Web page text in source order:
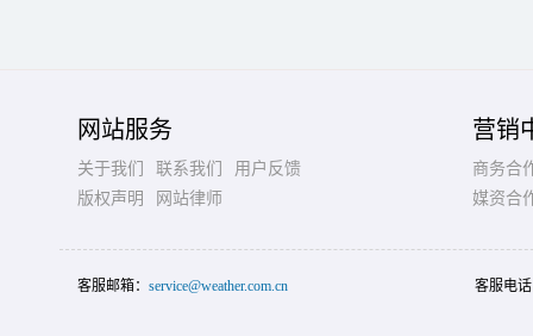
网站服务
关于我们 联系我们
用户反馈
版权声明
网站律师
营销
商务合
媒资合
客服邮箱： service@weather.com.cn 客服电